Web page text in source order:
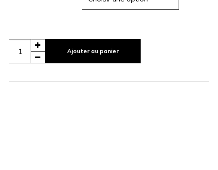
Ajouter au panier